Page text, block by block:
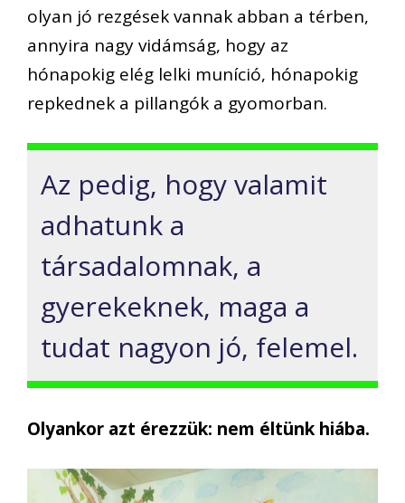
olyan jó rezgések vannak abban a térben,
annyira nagy vidámság, hogy az
hónapokig elég lelki muníció, hónapokig
repkednek a pillangók a gyomorban.
Az pedig, hogy valamit
adhatunk a
társadalomnak, a
gyerekeknek, maga a
tudat nagyon jó, felemel.
Olyankor azt érezzük: nem éltünk hiába.